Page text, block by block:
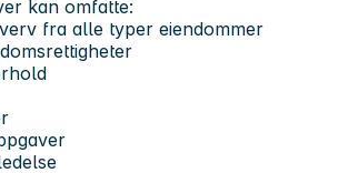
kan omfatte:
fra alle typer eiendommer